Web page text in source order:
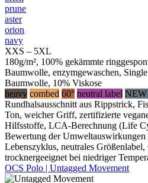
prune
aster
orion
navy
XXS – 5XL
180g/m², 100% gekämmte
Baumwolle, enzymgewaschen,
Baumwolle, 10% Viskose
heavy combed 60° neutral label NEW
Rundhalsausschnitt aus Rippstrick,
Ton, weicher Griff, zertifizierte
Hilfsstoffe, LCA-Berechnung (Life
Bewertung der Umweltauswirkungen
Lebenszyklus, neutrales Größenlabel,
trocknergeeignet bei niedriger
OCS Polo | Untagged Movement